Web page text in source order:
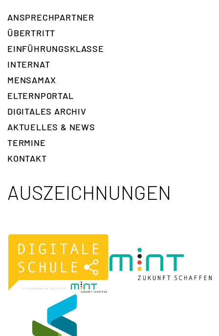
ANSPRECH­PARTNER
ÜBERTRITT
EINFÜHRUNGSKLASSE
INTERNAT
MENSAMAX
ELTERNPORTAL
DIGITALES ARCHIV
AKTUELLES & NEWS
TERMINE
KONTAKT
AUSZEICHNUNGEN